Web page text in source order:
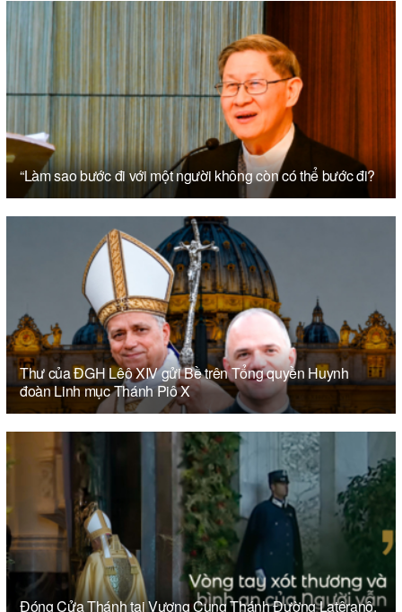
“Làm sao bước đi với một người không còn có thể bước đi?
Thư của ĐGH Lêô XIV gửi Bề trên Tổng quyền Huynh
đoàn Linh mục Thánh Piô X
Đóng Cửa Thánh tại Vương Cung Thánh Đường Latêranô.